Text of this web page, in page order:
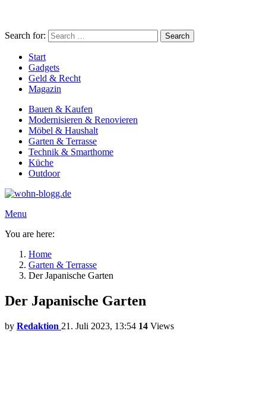
Search for: Search
Start
Gadgets
Geld & Recht
Magazin
Bauen & Kaufen
Modernisieren & Renovieren
Möbel & Haushalt
Garten & Terrasse
Technik & Smarthome
Küche
Outdoor
Menu
You are here:
Home
Garten & Terrasse
Der Japanische Garten
Der Japanische Garten
by Redaktion 21. Juli 2023, 13:54 14 Views